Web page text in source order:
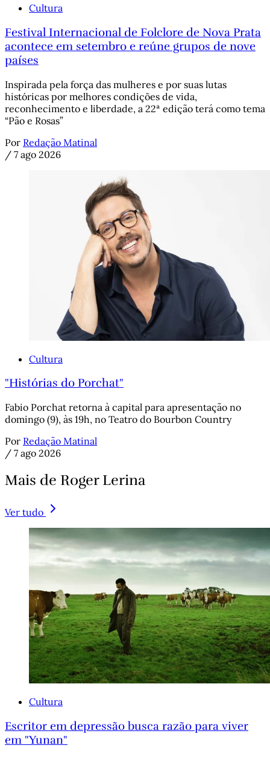
Cultura
Festival Internacional de Folclore de Nova Prata
acontece em setembro e reúne grupos de nove
países
Inspirada pela força das mulheres e por suas lutas
históricas por melhores condições de vida,
reconhecimento e liberdade, a 22ª edição terá como tema
“Pão e Rosas”
Por Redação Matinal
/ 7 ago 2026
Cultura
"Histórias do Porchat"
Fabio Porchat retorna à capital para apresentação no
domingo (9), às 19h, no Teatro do Bourbon Country
Por Redação Matinal
/ 7 ago 2026
Mais de Roger Lerina
Ver tudo
Cultura
Escritor em depressão busca razão para viver
em "Yunan"